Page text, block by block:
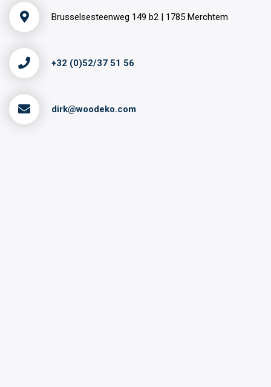
Brusselsesteenweg 149 b2 | 1785 Merchtem
+32 (0)52/37 51 56
dirk@woodeko.com